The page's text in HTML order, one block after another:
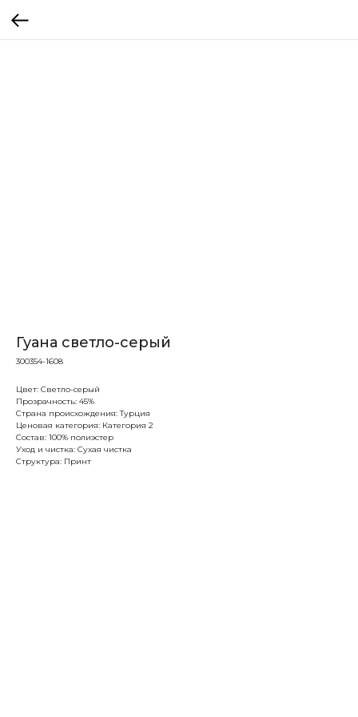
Гуана светло-серый
300354-1608
Цвет: Светло-серый
Прозрачность: 45%
Страна происхождения: Турция
Ценовая категория: Категория 2
Состав: 100% полиэстер
Уход и чистка: Сухая чистка
Структура: Принт